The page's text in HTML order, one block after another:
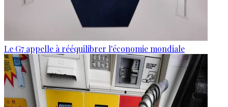
Le G7 appelle à rééquilibrer l'économie mondiale